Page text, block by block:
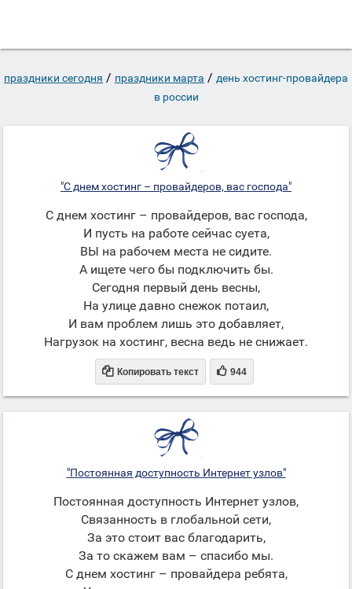
праздники сегодня / праздники марта / день хостинг-провайдера
в россии
"С днем хостинг – провайдеров, вас господа"
С днем хостинг – провайдеров, вас господа,
И пусть на работе сейчас суета,
ВЫ на рабочем места не сидите.
А ищете чего бы подключить бы.
Сегодня первый день весны,
На улице давно снежок потаил,
И вам проблем лишь это добавляет,
Нагрузок на хостинг, весна ведь не снижает.
 Копировать текст  944
"Постоянная доступность Интернет узлов"
Постоянная доступность Интернет узлов,
Связанность в глобальной сети,
За это стоит вас благодарить,
За то скажем вам – спасибо мы.
С днем хостинг – провайдера ребята,